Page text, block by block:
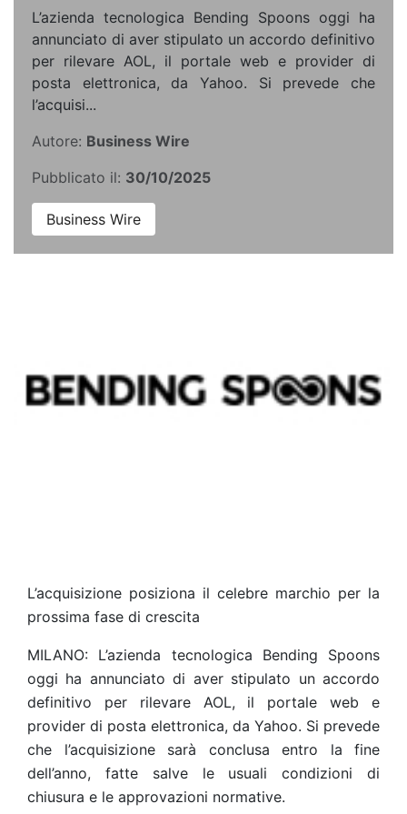
L’azienda tecnologica Bending Spoons oggi ha
annunciato di aver stipulato un accordo definitivo
per rilevare AOL, il portale web e provider di
posta elettronica, da Yahoo. Si prevede che
l’acquisi...
Autore: Business Wire
Pubblicato il: 30/10/2025
Business Wire
L’acquisizione posiziona il celebre marchio per la
prossima fase di crescita
MILANO: L’azienda tecnologica Bending Spoons
oggi ha annunciato di aver stipulato un accordo
definitivo per rilevare AOL, il portale web e
provider di posta elettronica, da Yahoo. Si prevede
che l’acquisizione sarà conclusa entro la fine
dell’anno, fatte salve le usuali condizioni di
chiusura e le approvazioni normative.